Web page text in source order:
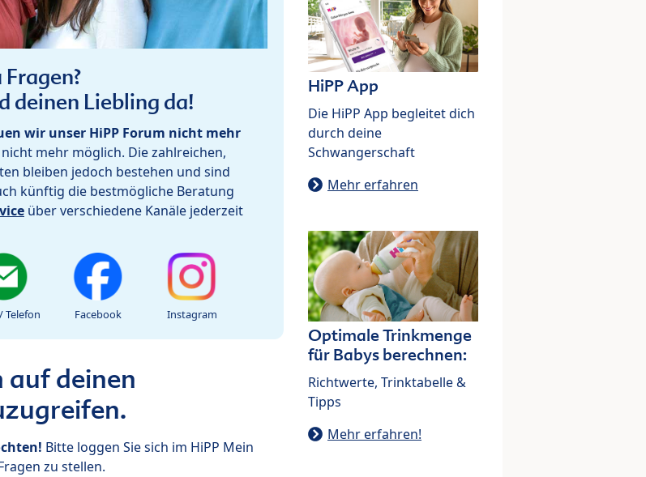
deinen Liebling da!
wir unser HiPP Forum nicht mehr
mehr möglich. Die zahlreichen,
bleiben jedoch bestehen und sind
künftig die bestmögliche Beratung
über verschiedene Kanäle jederzeit
Telefon Facebook Instagram
auf deinen
Bitte loggen Sie sich im HiPP Mein
zu stellen.
HiPP App
Die HiPP App begleitet dich
durch deine
Schwangerschaft
Mehr erfahren
Optimale Trinkmenge
für Babys berechnen:
Richtwerte, Trinktabelle &
Tipps
Mehr erfahren!